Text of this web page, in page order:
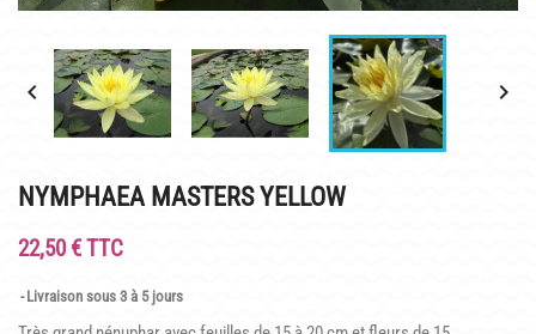
CAFÉ MARLIACEA
HORAIRES ET ACCÈS
NOS SOIRÉES ESTIVALES
REPAS GROUPES
HISTOIRE
 
NYMPHAEA MASTERS YELLOW
22,50 € TTC
Livraison sous 3 à 5 jours